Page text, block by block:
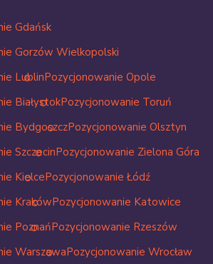
Gdańsk
Gorzów Wielkopolski
LublinPozycjonowanie Opole
BiałystokPozycjonowanie Toruń
BydgoszczPozycjonowanie Olsztyn
SzczecinPozycjonowanie Zielona Góra
KielcePozycjonowanie Łódź
KrakówPozycjonowanie Katowice
PoznańPozycjonowanie Rzeszów
WarszawaPozycjonowanie Wrocław